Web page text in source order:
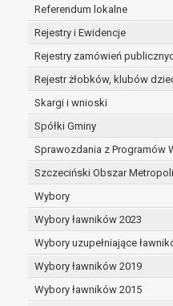
Referendum lokalne
Rejestry i Ewidencje
Rejestry zamówień
Rejestr żłobków, klubów
Skargi i wnioski
Spółki Gminy
Sprawozdania z Programów
Szczeciński Obszar
Wybory
Wybory ławników 2023
Wybory uzupełniające
Wybory ławników 2019
Wybory ławników 2015
w
przez
Z przyczyn
osobowych,
podstaw do
osoby, której
W przypadku gdy
zgody osoby na
przysługuje Pani/
Cofnięcie to nie ma